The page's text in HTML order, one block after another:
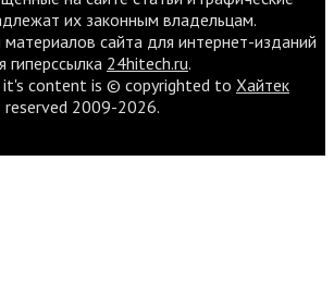
их законным владельцам.
сайта для интернет-изданий
гиперссылка 24hitech.ru.
content is © copyrighted to Хайтек
reserved 2009-2026.